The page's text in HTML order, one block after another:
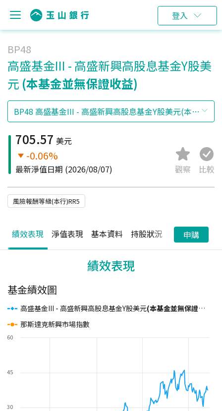
登入
BP48
高盛基金III - 高盛新興高股息基金Y股美
元 (本基金並無保證收益)
705.57 美元
-0.06%
最新淨值日期 (2026/08/07) 觀察 比較
風險報酬等級(本行)RR5
績效表現 淨值表現 基本資料 持股狀況 配息狀況
申購
績效表現
基金績效圖
高盛基金III - 高盛新興高股息基金Y股美元(本基金並無保證收益)
那斯達克新興市場指數
30
45
60